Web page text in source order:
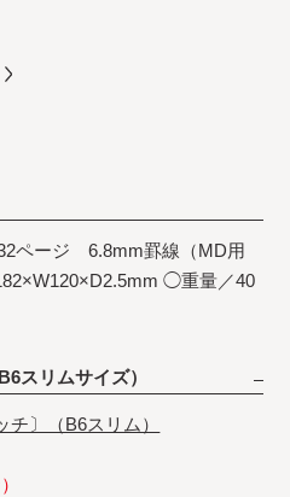
ページ 6.8mm罫線（MD用
◯重量／40
スリムサイズ）
〕（B6スリム）